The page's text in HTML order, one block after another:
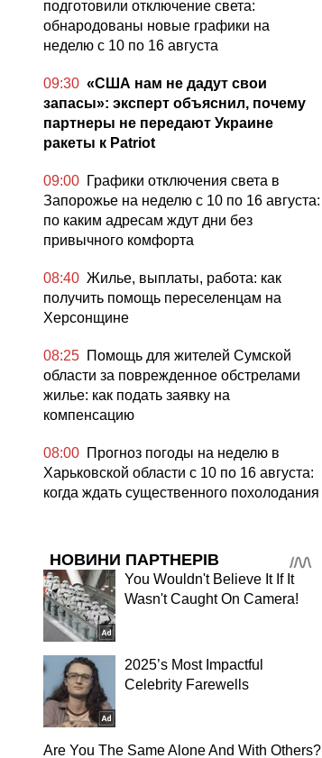
подготовили отключение света:
обнародованы новые графики на
неделю с 10 по 16 августа
09:30 «США нам не дадут свои
запасы»: эксперт объяснил, почему
партнеры не передают Украине
ракеты к Patriot
09:00 Графики отключения света в
Запорожье на неделю с 10 по 16 августа:
по каким адресам ждут дни без
привычного комфорта
08:40 Жилье, выплаты, работа: как
получить помощь переселенцам на
Херсонщине
08:25 Помощь для жителей Сумской
области за поврежденное обстрелами
жилье: как подать заявку на
компенсацию
08:00 Прогноз погоды на неделю в
Харьковской области с 10 по 16 августа:
когда ждать существенного похолодания
НОВИНИ ПАРТНЕРІВ
You Wouldn't Believe It If It
Wasn't Caught On Camera!
2025’s Most Impactful
Celebrity Farewells
Are You The Same Alone And With Others?